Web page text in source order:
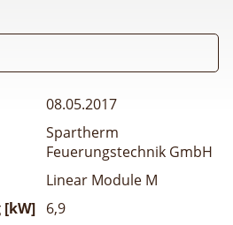
08.05.2017
Spartherm
Feuerungstechnik GmbH
Linear Module M
6,9